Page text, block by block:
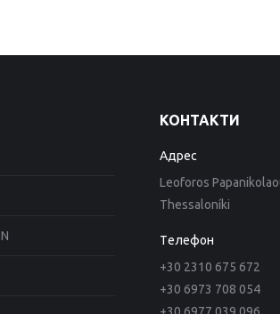
КОНТАКТИ
Aдрес
Leoforos
Thessaloníki
Tелефон
+30 2310 675 672
+30 6973 708 054
+30 6977 039 096